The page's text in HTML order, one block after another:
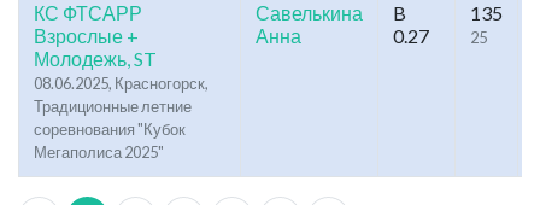
КС ФТСАРР
Взрослые +
Молодежь, ST
08.06.2025, Красногорск,
Традиционные летние
соревнования "Кубок
Мегаполиса 2025"
Савелькина
Анна
B
0.27
135
25